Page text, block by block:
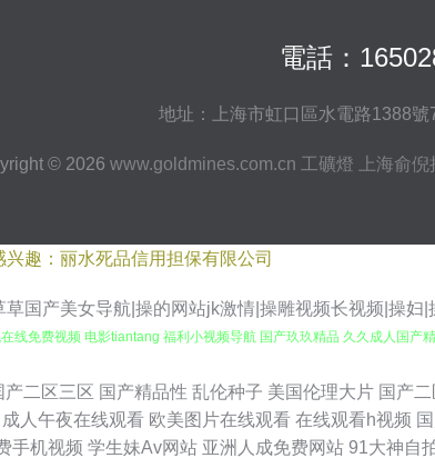
電話：
地址：上海市虹口區水電路1388號
© 2026 www.goldmines.com.cn 工礦燈 上海俞
趣：丽水死品信用担保有限公司
国产美女导航|操的网站jk激情|操雕视频长视频|操妇|
线免费视频 电影tiantang 福利小视频导航 国产玖玖精品 久久成人国
天堂 个人网站大全 九九9热精品 蜜桃91网站 欧美大片aa爱爱视频 日
产二区三区 国产精品性 乱伦种子 美国伦理大片 国产
成人午夜在线观看 欧美图片在线观看 在线观看h视频
手机视频 学生妹Av网站 亚洲人成免费网站 91大神自